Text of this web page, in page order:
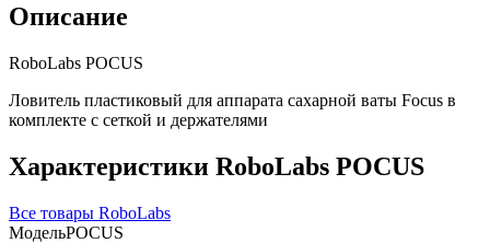
Описание
RoboLabs POCUS
Ловитель пластиковый для аппарата сахарной ваты Focus в
комплекте с сеткой и держателями
Характеристики RoboLabs POCUS
Все товары RoboLabs
МодельPOCUS